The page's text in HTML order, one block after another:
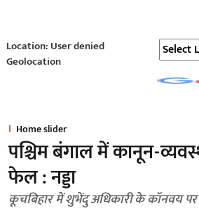
Location: User denied
Geolocation
Home slider
पश्चिम बंगाल में कानून-
फेल : नड्डा
कूचबिहार में शुभेंदु अधिकारी के कॉनवय पर